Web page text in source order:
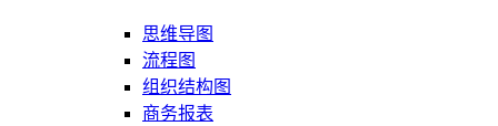
思维导图
流程图
组织结构图
商务报表